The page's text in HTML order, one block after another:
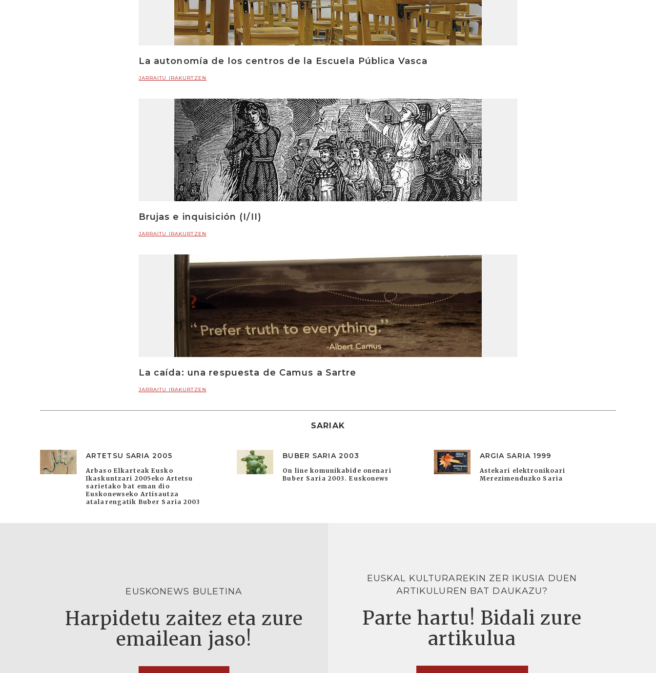
La autonomía de los centros de la Escuela Pública Vasca
JARRAITU IRAKURTZEN
Brujas e inquisición (I/II)
JARRAITU IRAKURTZEN
La caída: una respuesta de Camus a Sartre
JARRAITU IRAKURTZEN
SARIAK
ARTETSU SARIA 2005
Arbaso Elkarteak Eusko
Ikaskuntzari 2005eko Artetsu
sarietako bat eman dio
Euskonewseko Artisautza
atalarengatik Buber Saria 2003
BUBER SARIA 2003
On line komunikabide onenari
Buber Saria 2003. Euskonews
ARGIA SARIA 1999
Astekari elektronikoari
Merezimenduzko Saria
EUSKONEWS BULETINA
Harpidetu zaitez eta zure
emailean jaso!
EUSKAL KULTURAREKIN ZER IKUSIA DUEN
ARTIKULUREN BAT DAUKAZU?
Parte hartu! Bidali zure
artikulua